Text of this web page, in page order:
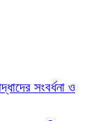
সংবর্ধনা ও